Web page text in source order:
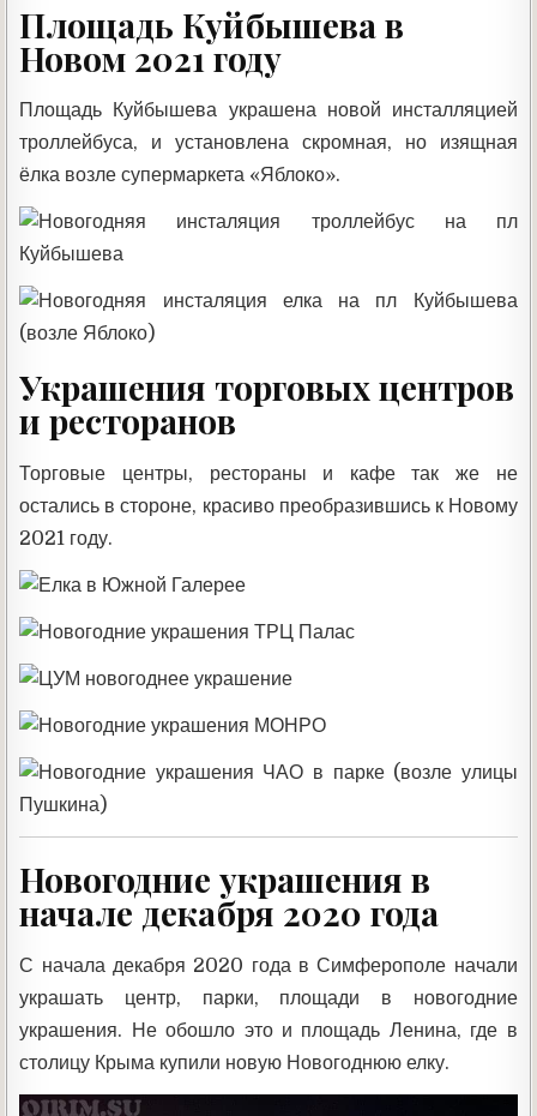
Площадь Куйбышева в
Новом 2021 году
Площадь Куйбышева украшена новой инсталляцией
троллейбуса, и установлена скромная, но изящная
ёлка возле супермаркета «Яблоко».
Украшения торговых центров
и ресторанов
Торговые центры, рестораны и кафе так же не
остались в стороне, красиво преобразившись к Новому
2021 году.
Новогодние украшения в
начале декабря 2020 года
С начала декабря 2020 года в Симферополе начали
украшать центр, парки, площади в новогодние
украшения. Не обошло это и площадь Ленина, где в
столицу Крыма купили новую Новогоднюю елку.